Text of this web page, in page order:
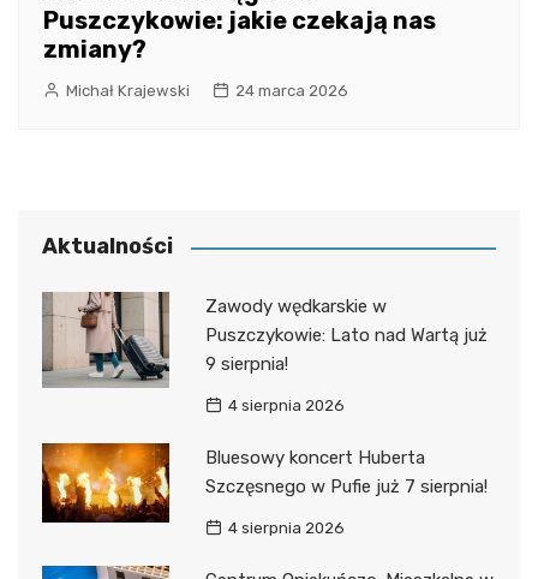
Puszczykowie: jakie czekają nas
zmiany?
Michał Krajewski 24 marca 2026
Aktualności
Zawody wędkarskie w
Puszczykowie: Lato nad Wartą już
9 sierpnia!
4 sierpnia 2026
Bluesowy koncert Huberta
Szczęsnego w Pufie już 7 sierpnia!
4 sierpnia 2026